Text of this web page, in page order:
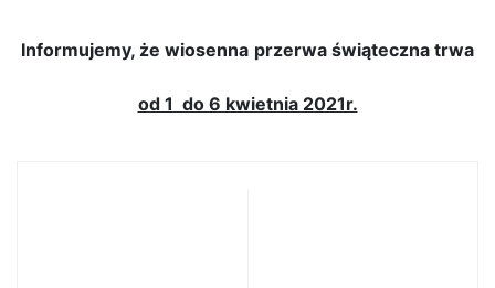
Informujemy, że wiosenna przerwa świąteczna trwa
od 1 do 6 kwietnia 2021r.